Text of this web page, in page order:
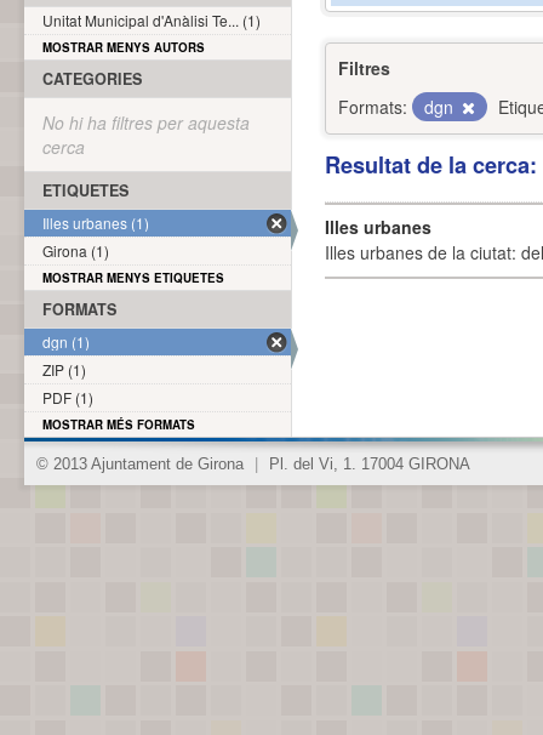
Filtres
Formats:
dgn
Resultat de la
Illes urbanes
Illes urbanes de la ciutat:
Unitat Municipal d'Anàlisi Te... (1)
MOSTRAR MENYS AUTORS
CATEGORIES
No hi ha filtres per aquesta
cerca
ETIQUETES
Illes urbanes (1)
Girona (1)
MOSTRAR MENYS ETIQUETES
FORMATS
dgn (1)
ZIP (1)
PDF (1)
MOSTRAR MÉS FORMATS
© 2013 Ajuntament de Girona Pl. del Vi, 1. 17004 GIRONA